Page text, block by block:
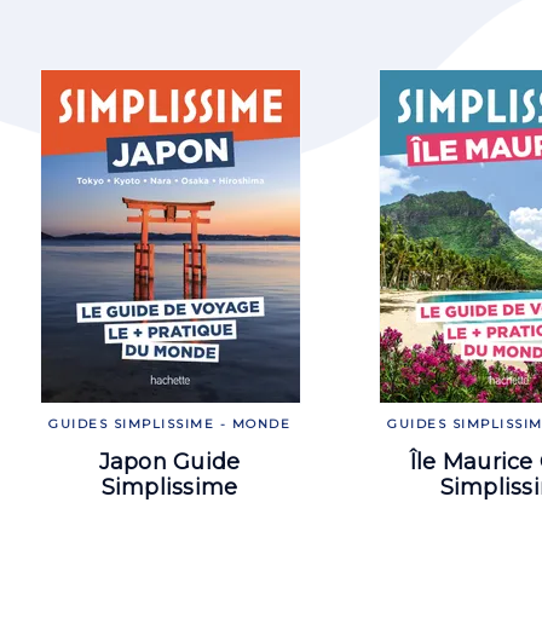
GUIDES SIMPLISSIME - MONDE
Japon Guide
Simplissime
GUIDES
Île Maurice